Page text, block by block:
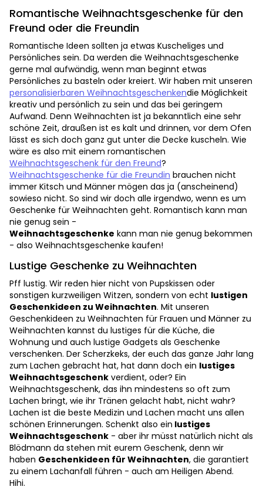
Romantische Weihnachtsgeschenke für den
Freund oder die Freundin
Romantische Ideen sollten ja etwas Kuscheliges und
Persönliches sein. Da werden die Weihnachtsgeschenke
gerne mal aufwändig, wenn man beginnt etwas
Persönliches zu basteln oder kreiert. Wir haben mit unseren
personalisierbaren Weihnachtsgeschenkendie Möglichkeit
kreativ und persönlich zu sein und das bei geringem
Aufwand. Denn Weihnachten ist ja bekanntlich eine sehr
schöne Zeit, draußen ist es kalt und drinnen, vor dem Ofen
lässt es sich doch ganz gut unter die Decke kuscheln. Wie
wäre es also mit einem romantischen
Weihnachtsgeschenk für den Freund?
Weihnachtsgeschenke für die Freundin brauchen nicht
immer Kitsch und Männer mögen das ja (anscheinend)
sowieso nicht. So sind wir doch alle irgendwo, wenn es um
Geschenke für Weihnachten geht. Romantisch kann man
nie genug sein -
Weihnachtsgeschenke kann man nie genug bekommen
- also Weihnachtsgeschenke kaufen!
Lustige Geschenke zu Weihnachten
Pff lustig. Wir reden hier nicht von Pupskissen oder
sonstigen kurzweiligen Witzen, sondern von echt lustigen
Geschenkideen zu Weihnachten. Mit unseren
Geschenkideen zu Weihnachten für Frauen und Männer zu
Weihnachten kannst du lustiges für die Küche, die
Wohnung und auch lustige Gadgets als Geschenke
verschenken. Der Scherzkeks, der euch das ganze Jahr lang
zum Lachen gebracht hat, hat dann doch ein lustiges
Weihnachtsgeschenk verdient, oder? Ein
Weihnachtsgeschenk, das ihn mindestens so oft zum
Lachen bringt, wie ihr Tränen gelacht habt, nicht wahr?
Lachen ist die beste Medizin und Lachen macht uns allen
schönen Erinnerungen. Schenkt also ein lustiges
Weihnachtsgeschenk - aber ihr müsst natürlich nicht als
Blödmann da stehen mit eurem Geschenk, denn wir
haben Geschenkideen für Weihnachten, die garantiert
zu einem Lachanfall führen - auch am Heiligen Abend.
Hihi.